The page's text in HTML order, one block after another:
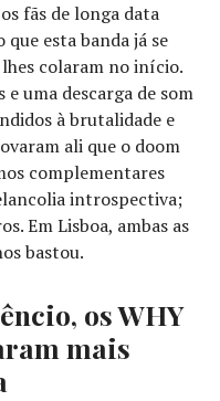
fãs de longa data
esta banda já se
colaram no início.
uma descarga de som
à brutalidade e
ali que o doom
complementares
introspectiva;
Em Lisboa, ambas as
bastou.
os WHY
mais